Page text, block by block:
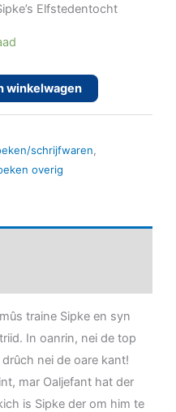
Elfstedentocht
winkelwagen
schrijfwaren,
overig
traine Sipke en syn
In oanrin, nei de top
nei de oare kant!
mar Oaljefant hat der
is Sipke der om him te